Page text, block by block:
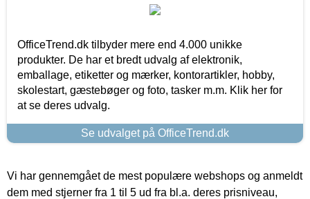
OfficeTrend.dk tilbyder mere end 4.000 unikke
produkter. De har et bredt udvalg af elektronik,
emballage, etiketter og mærker, kontorartikler, hobby,
skolestart, gæstebøger og foto, tasker m.m. Klik her for
at se deres udvalg.
Se udvalget på OfficeTrend.dk
Vi har gennemgået de mest populære webshops og anmeldt
dem med stjerner fra 1 til 5 ud fra bl.a. deres prisniveau,